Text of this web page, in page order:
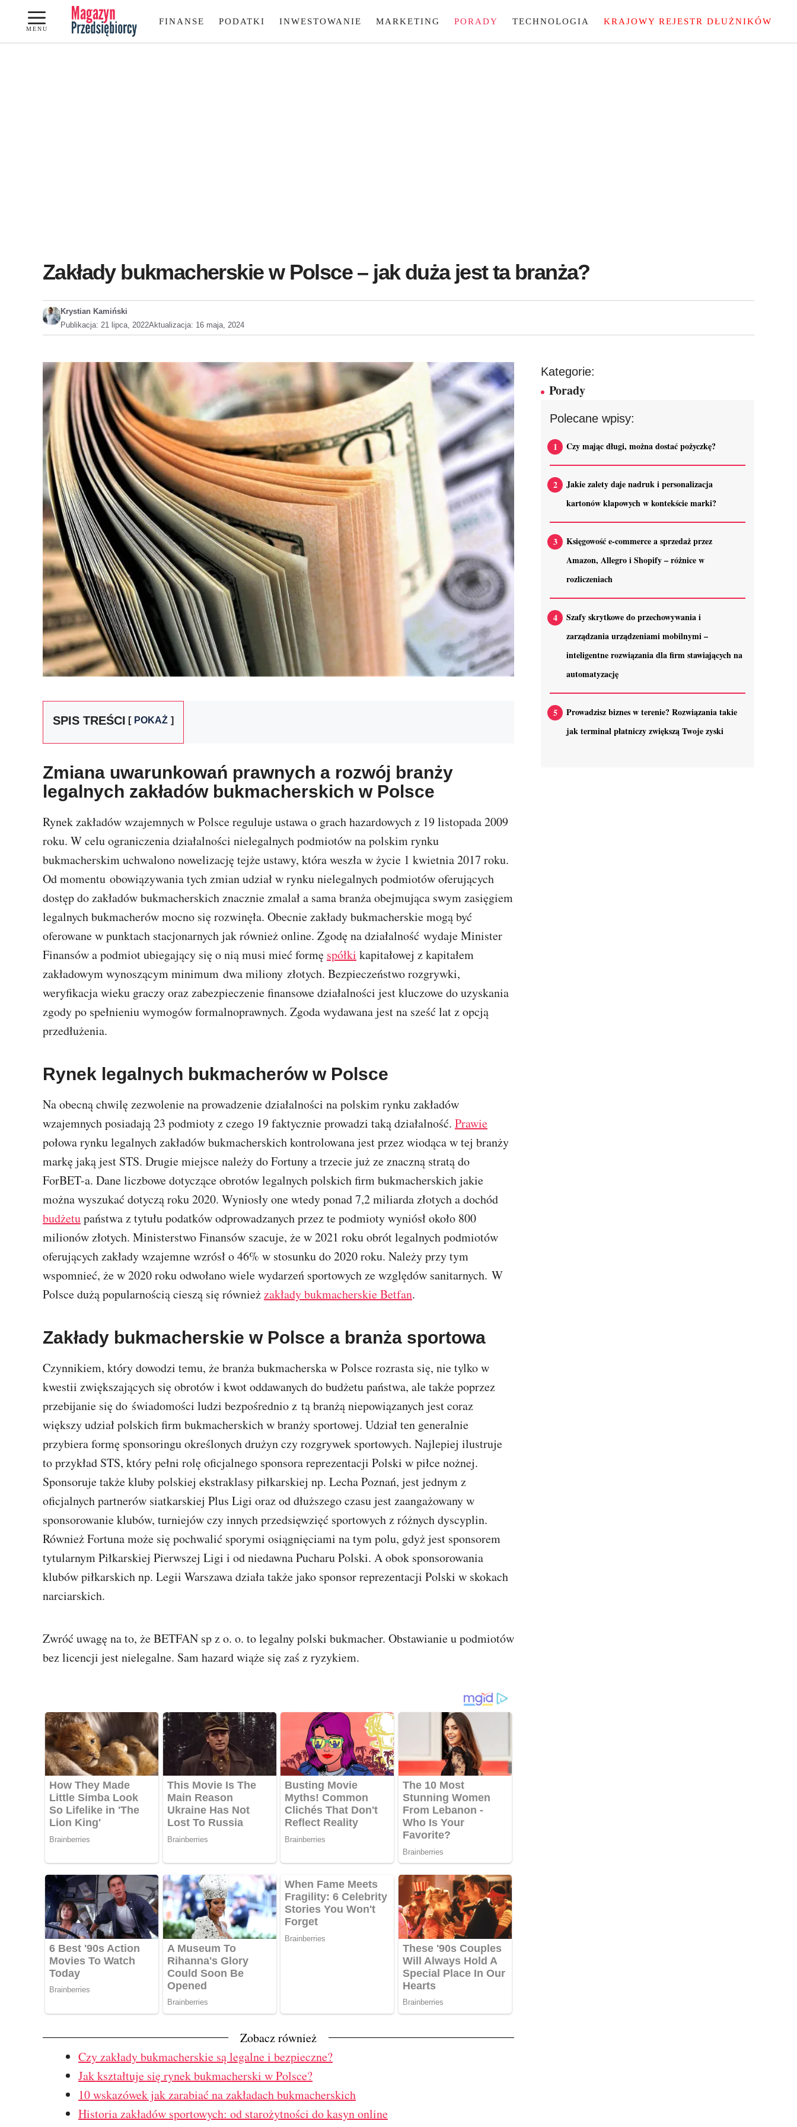
Przejdź
treści
MENU
FINANSE PODATKI INWESTOWANIE MARKETING PORADY TECHNOLOGIA KRAJOWY REJESTR DŁUŻNIKÓW
Zakłady bukmacherskie w Polsce – jak duża jest ta branża?
Krystian Kamiński
Publikacja: 21 lipca, 2022Aktualizacja: 16 maja, 2024
SPIS TREŚCI POKAŻ
Zmiana uwarunkowań prawnych a rozwój branży
legalnych zakładów bukmacherskich w Polsce
Rynek zakładów wzajemnych w Polsce reguluje ustawa o grach hazardowych z 19 listopada 2009
roku. W celu ograniczenia działalności nielegalnych podmiotów na polskim rynku
bukmacherskim uchwalono nowelizację tejże ustawy, która weszła w życie 1 kwietnia 2017 roku.
Od momentu obowiązywania tych zmian udział w rynku nielegalnych podmiotów oferujących
dostęp do zakładów bukmacherskich znacznie zmalał a sama branża obejmująca swym zasięgiem
legalnych bukmacherów mocno się rozwinęła. Obecnie zakłady bukmacherskie mogą być
oferowane w punktach stacjonarnych jak również online. Zgodę na działalność wydaje Minister
Finansów a podmiot ubiegający się o nią musi mieć formę spółki kapitałowej z kapitałem
zakładowym wynoszącym minimum dwa miliony złotych. Bezpieczeństwo rozgrywki,
weryfikacja wieku graczy oraz zabezpieczenie finansowe działalności jest kluczowe do uzyskania
zgody po spełnieniu wymogów formalnoprawnych. Zgoda wydawana jest na sześć lat z opcją
przedłużenia.
Rynek legalnych bukmacherów w Polsce
Na obecną chwilę zezwolenie na prowadzenie działalności na polskim rynku zakładów
wzajemnych posiadają 23 podmioty z czego 19 faktycznie prowadzi taką działalność. Prawie
połowa rynku legalnych zakładów bukmacherskich kontrolowana jest przez wiodąca w tej branży
markę jaką jest STS. Drugie miejsce należy do Fortuny a trzecie już ze znaczną stratą do
ForBET-a. Dane liczbowe dotyczące obrotów legalnych polskich firm bukmacherskich jakie
można wyszukać dotyczą roku 2020. Wyniosły one wtedy ponad 7,2 miliarda złotych a dochód
budżetupaństwa z tytułu podatków odprowadzanych przez te podmioty wyniósł około 800
milionów złotych. Ministerstwo Finansów szacuje, że w 2021 roku obrót legalnych podmiotów
oferujących zakłady wzajemne wzrósł o 46% w stosunku do 2020 roku. Należy przy tym
wspomnieć, że w 2020 roku odwołano wiele wydarzeń sportowych ze względów sanitarnych. W
Polsce dużą popularnością cieszą się równieżzakłady bukmacherskie Betfan.
Zakłady bukmacherskie w Polsce a branża sportowa
Czynnikiem, który dowodzi temu, że branża bukmacherska w Polsce rozrasta się, nie tylko w
kwestii zwiększających się obrotów i kwot oddawanych do budżetu państwa, ale także poprzez
przebijanie się do świadomości ludzi bezpośrednio z tą branżą niepowiązanych jest coraz
większy udział polskich firm bukmacherskich w branży sportowej. Udział ten generalnie
przybiera formę sponsoringu określonych drużyn czy rozgrywek sportowych. Najlepiej ilustruje
to przykład STS, który pełni rolę oficjalnego sponsora reprezentacji Polski w piłce nożnej.
Sponsoruje także kluby polskiej ekstraklasy piłkarskiej np. Lecha Poznań, jest jednym z
oficjalnych partnerów siatkarskiej Plus Ligi oraz od dłuższego czasu jest zaangażowany w
sponsorowanie klubów, turniejów czy innych przedsięwzięć sportowych z różnych dyscyplin.
Również Fortuna może się pochwalić sporymi osiągnięciami na tym polu, gdyż jest sponsorem
tytularnym Piłkarskiej Pierwszej Ligi i od niedawna Pucharu Polski. A obok sponsorowania
klubów piłkarskich np. Legii Warszawa działa także jako sponsor reprezentacji Polski w skokach
narciarskich.
Zwróć uwagę na to, że BETFAN sp z o. o. to legalny polski bukmacher. Obstawianie u podmiotów
bez licencji jest nielegalne. Sam hazard wiąże się zaś z ryzykiem.
Zobacz również
Czy zakłady bukmacherskie są legalne i bezpieczne?
Jak kształtuje się rynek bukmacherski w Polsce?
10 wskazówek jak zarabiać na zakładach bukmacherskich
Historia zakładów sportowych: od starożytności do kasyn online
Kategorie:
Porady
Polecane wpisy:
Czy mając długi, można dostać pożyczkę?
Jakie zalety daje nadruk i personalizacja
kartonów klapowych w kontekście marki?
Księgowość e-commerce a sprzedaż przez
Amazon, Allegro i Shopify – różnice w
rozliczeniach
Szafy skrytkowe do przechowywania i
zarządzania urządzeniami mobilnymi –
inteligentne rozwiązania dla firm stawiających na
automatyzację
Prowadzisz biznes w terenie? Rozwiązania takie
jak terminal płatniczy zwiększą Twoje zyski